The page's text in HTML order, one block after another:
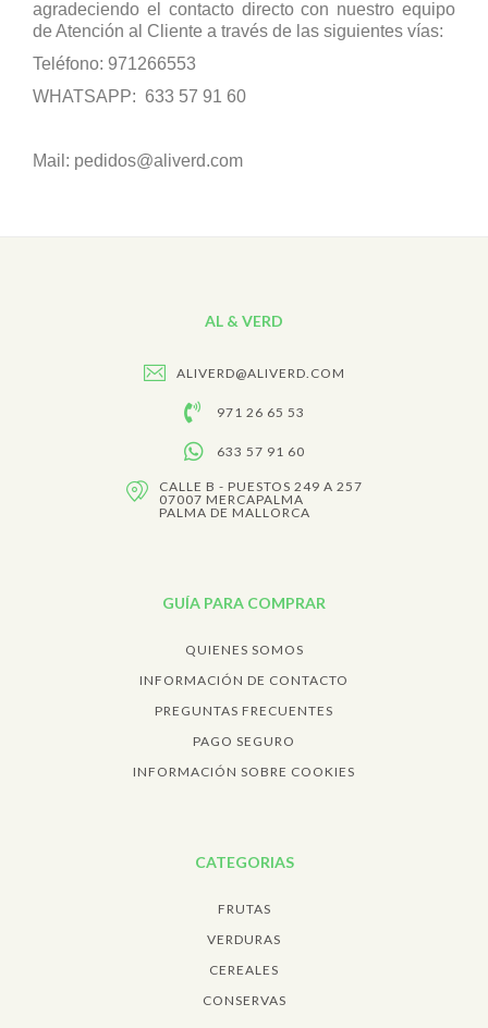
agradeciendo el contacto directo con nuestro equipo
de Atención al Cliente a través de las siguientes vías:
Teléfono: 971266553
WHATSAPP: 633 57 91 60
Mail: pedidos@aliverd.com
AL & VERD
ALIVERD@ALIVERD.COM
971 26 65 53
633 57 91 60
CALLE B - PUESTOS 249 A 257
07007 MERCAPALMA
PALMA DE MALLORCA
GUÍA PARA COMPRAR
QUIENES SOMOS
INFORMACIÓN DE CONTACTO
PREGUNTAS FRECUENTES
PAGO SEGURO
INFORMACIÓN SOBRE COOKIES
CATEGORIAS
FRUTAS
VERDURAS
CEREALES
CONSERVAS